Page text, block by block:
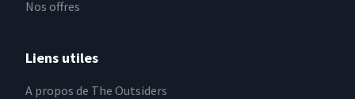
Nos offres
Liens utiles
A propos de The Outsiders